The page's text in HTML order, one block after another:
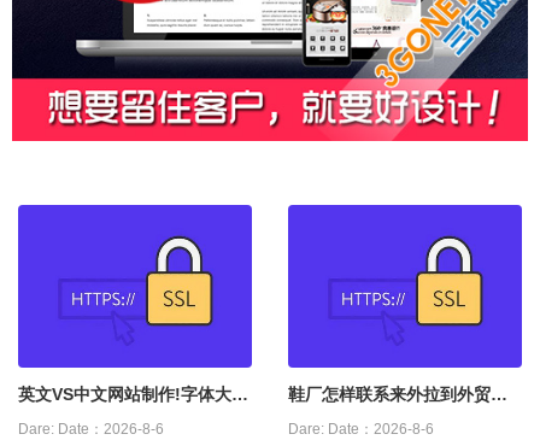
英文VS中文网站制作!字体大小
谁大谁小
Dare: Date：2026-8-6
鞋厂怎样联系来外拉到外贸订
单?有啥给力点的捷
Dare: Date：2026-8-6